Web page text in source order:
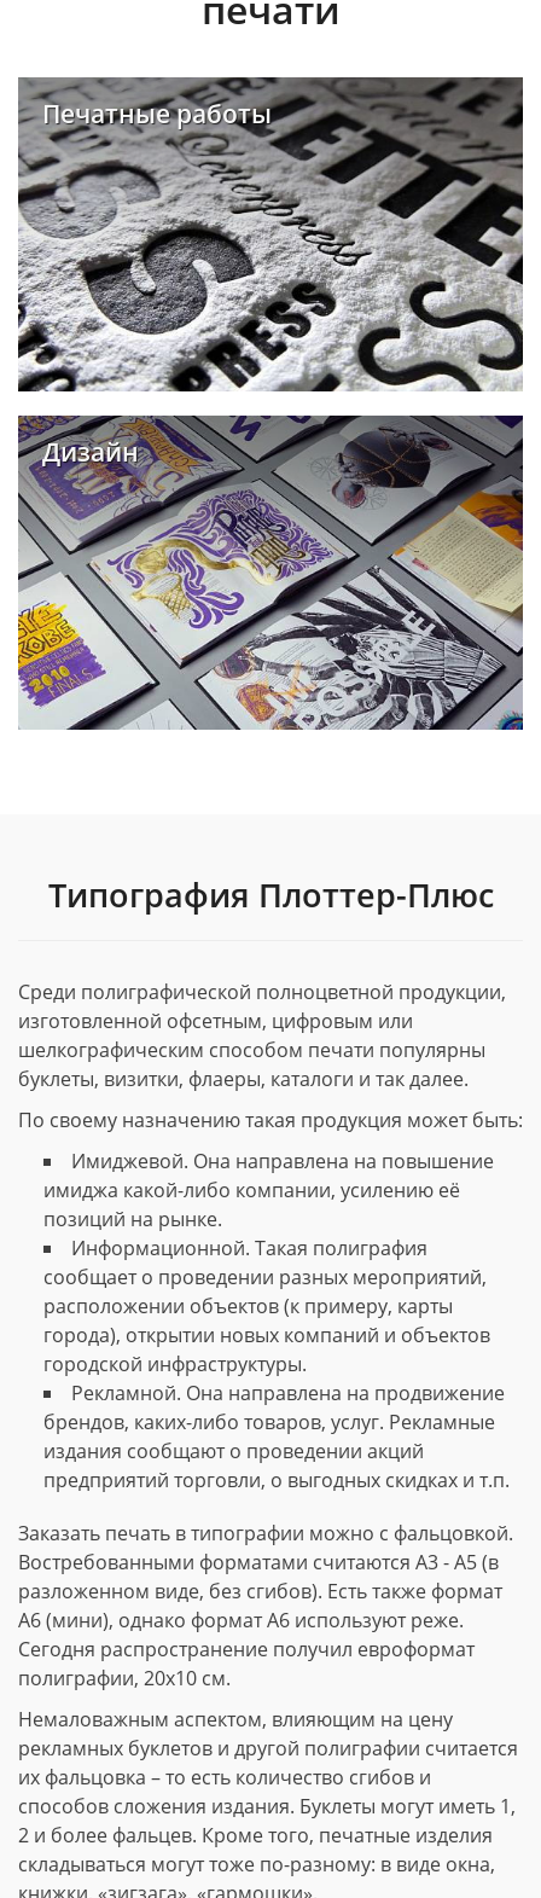
Печатные работы
Дизайн
Типография Плоттер-Плюс
Среди полиграфической полноцветной продукции,
изготовленной офсетным, цифровым или
шелкографическим способом печати популярны
буклеты, визитки, флаеры, каталоги и так далее.
По своему назначению такая продукция может быть:
Имиджевой. Она направлена на повышение
имиджа какой-либо компании, усилению её
позиций на рынке.
Информационной. Такая полиграфия
сообщает о проведении разных мероприятий,
расположении объектов (к примеру, карты
города), открытии новых компаний и объектов
городской инфраструктуры.
Рекламной. Она направлена на продвижение
брендов, каких-либо товаров, услуг. Рекламные
издания сообщают о проведении акций
предприятий торговли, о выгодных скидках и т.п.
Заказать печать в типографии можно с фальцовкой.
Востребованными форматами считаются А3 - А5 (в
разложенном виде, без сгибов). Есть также формат
А6 (мини), однако формат А6 используют реже.
Сегодня распространение получил евроформат
полиграфии, 20х10 см.
Немаловажным аспектом, влияющим на цену
рекламных буклетов и другой полиграфии считается
их фальцовка – то есть количество сгибов и
способов сложения издания. Буклеты могут иметь 1,
2 и более фальцев. Кроме того, печатные изделия
складываться могут тоже по-разному: в виде окна,